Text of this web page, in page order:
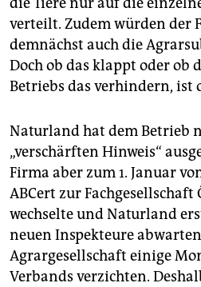
verteilt. Zudem würden der
demnächst auch die
Doch ob das klappt oder ob
Betriebs das verhindern, ist
Naturland hat dem Betrieb
„verschärften Hinweis“
Firma aber zum 1. Januar
ABCert zur
wechselte und Naturland
neuen Inspekteure
Agrargesellschaft einige
Verbands verzichten.